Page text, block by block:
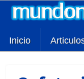
Inicio